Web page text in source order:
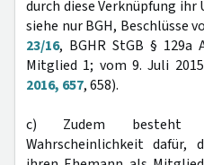
durch diese Verknüpfung
siehe nur BGH, Beschlüsse
23/16, BGHR StGB § 129a
Mitglied 1; vom 9. Juli
2016, 657, 658).
c) Zudem besteht
Wahrscheinlichkeit dafür,